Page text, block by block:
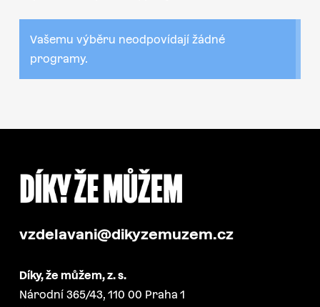
Vašemu výběru neodpovídají žádné
programy.
vzdelavani@dikyzemuzem.cz
Díky, že můžem, z. s.
Národní 365/43, 110 00 Praha 1